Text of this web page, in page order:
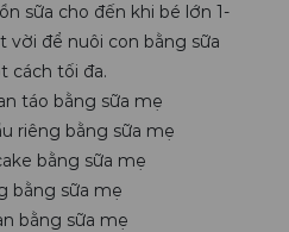
sữa cho đến khi bé lớn 1-
vời để nuôi con bằng sữa
cách tối đa.
táo bằng sữa mẹ
riêng bằng sữa mẹ
bằng sữa mẹ
bằng sữa mẹ
bằng sữa mẹ